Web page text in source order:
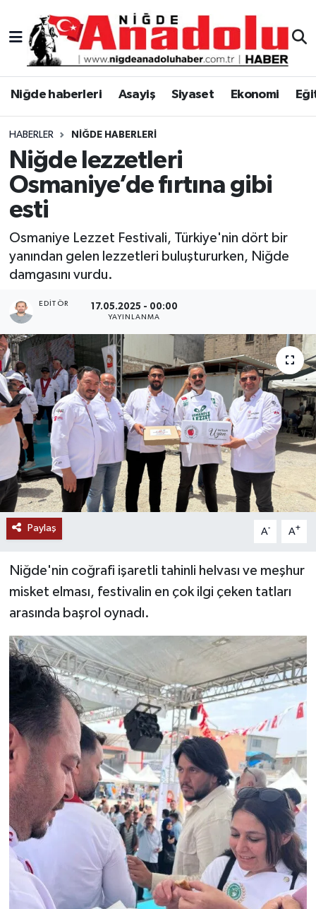
Niğde haberleri Asayiş Siyaset Ekonomi
HABERLER NIĞDE HABERLERI
Niğde lezzetleri
Osmaniye’de fırtına gibi
esti
Osmaniye Lezzet Festivali, Türkiye'nin dört bir
yanından gelen lezzetleri buluştururken, Niğde
damgasını vurdu.
EDITÖR 17.05.2025 - 00:00
YAYINLANMA
Paylaş A- A+
Niğde'nin coğrafi işaretli tahinli helvası ve meşhur
misket elması, festivalin en çok ilgi çeken tatları
arasında başrol oynadı.
Niğde Nöbetçi Eczaneler
Niğde Hava Durumu
Niğde Trafik Yoğunluk Haritası
Süper Lig Puan Durumu ve Fikstür
Tüm Manşetler
Son Dakika Haberleri
Haber Arşivi